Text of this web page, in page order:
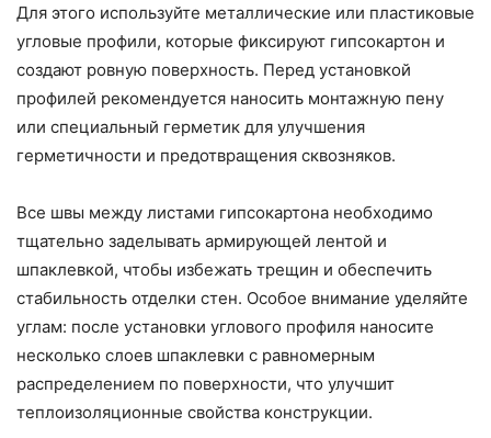
Для этого используйте металлические или пластиковые
угловые профили, которые фиксируют гипсокартон и
создают ровную поверхность. Перед установкой
профилей рекомендуется наносить монтажную пену
или специальный герметик для улучшения
герметичности и предотвращения сквозняков.
Все швы между листами гипсокартона необходимо
тщательно заделывать армирующей лентой и
шпаклевкой, чтобы избежать трещин и обеспечить
стабильность отделки стен. Особое внимание уделяйте
углам: после установки углового профиля наносите
несколько слоев шпаклевки с равномерным
распределением по поверхности, что улучшит
теплоизоляционные свойства конструкции.